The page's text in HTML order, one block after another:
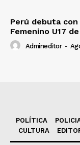
Perú debuta
Femenino U17
Admineditor -
POLÍTICA
CULTURA